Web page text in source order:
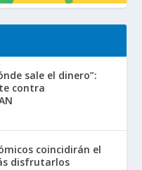
sale el dinero”:
contra
coincidirán el
disfrutarlos